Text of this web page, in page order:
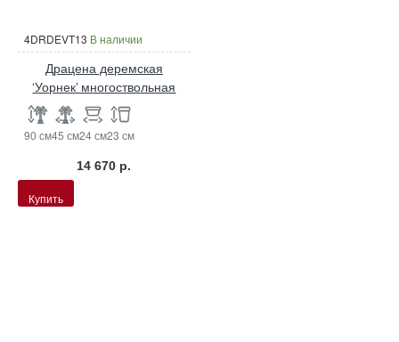
4DRDEVT13 В наличии
Драцена деремская
‘Уорнек’ многоствольная
90 см45 см24 см23 см
14 670 р.
Купить